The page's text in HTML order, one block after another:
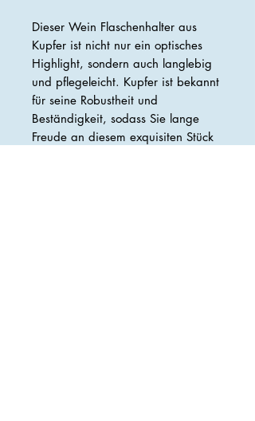
Dieser Wein Flaschenhalter aus
Kupfer ist nicht nur ein optisches
Highlight, sondern auch langlebig
und pflegeleicht. Kupfer ist bekannt
für seine Robustheit und
Beständigkeit, sodass Sie lange
Freude an diesem exquisiten Stück